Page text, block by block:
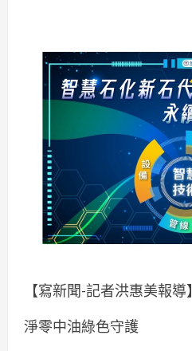
【寫新聞-記者洪惠美報導】
淨零中油綠色守護